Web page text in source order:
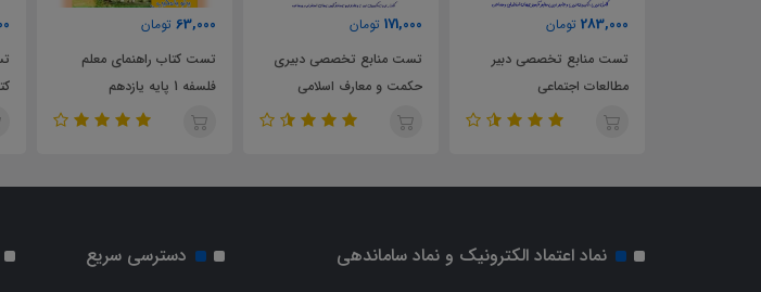
283,000 تومان
تست منابع تخصصی دبیر
مطالعات اجتماعی
171,000 تومان
تست منابع تخصصی دبیری
حکمت و معارف اسلامی
63,000 تومان
تست کتاب راهنمای معلم
فلسفه 1 پایه یازدهم
نماد اعتماد الکترونیک و نماد ساماندهی دسترسی سریع